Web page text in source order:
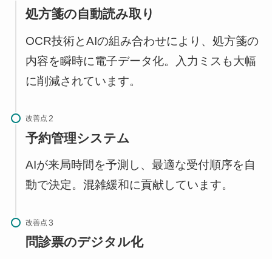
処方箋の自動読み取り
OCR技術とAIの組み合わせにより、処方箋の
内容を瞬時に電子データ化。入力ミスも大幅
に削減されています。
改善点
予約管理システム
AIが来局時間を予測し、最適な受付順序を自
動で決定。混雑緩和に貢献しています。
改善点
問診票のデジタル化